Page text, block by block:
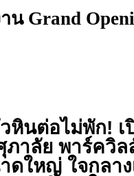
น Grand
หินต่อไม่พัก!
ภาลัย พาร์ควิ
ดใหญ่ ใจกลา